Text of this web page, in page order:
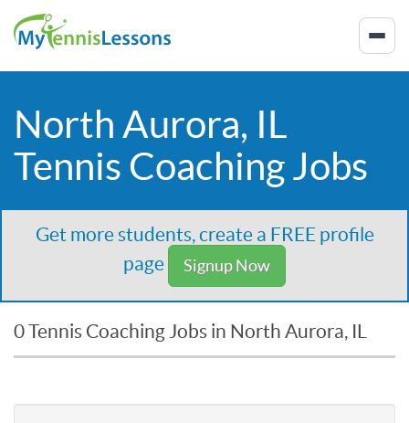
North Aurora, IL
Tennis Coaching Jobs
Get more students, create a FREE profile
page
Signup Now
0 Tennis Coaching Jobs in North Aurora, IL